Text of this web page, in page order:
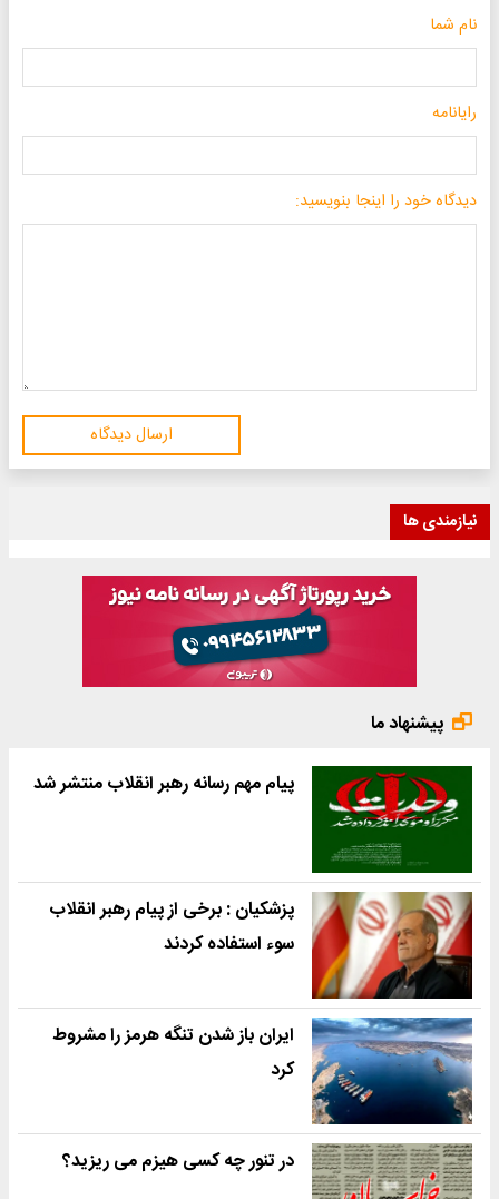
نام شما
رایانامه
دیدگاه خود را اینجا بنویسید:
ارسال دیدگاه
نیازمندی ها
پیشنهاد ما
پیام مهم رسانه رهبر انقلاب منتشر شد
پزشکیان : برخی از پیام رهبر انقلاب
سوء استفاده کردند
ایران باز شدن تنگه هرمز را مشروط
کرد
در تنور چه کسی هیزم می ریزید؟